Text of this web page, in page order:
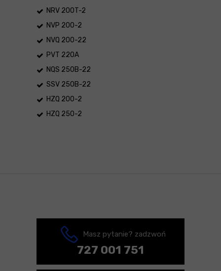
NRV 200T-2
NVP 200-2
NVQ 200-22
PVT 220A
NQS 250B-22
SSV 250B-22
HZQ 200-2
HZQ 250-2
Masz pytanie? zadzwoń
727 001 751